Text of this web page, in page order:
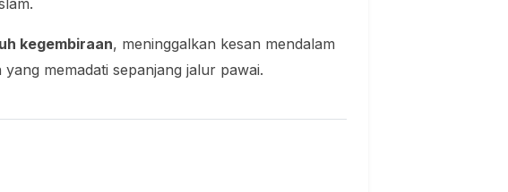
kegembiraan, meninggalkan kesan mendalam
memadati sepanjang jalur pawai.